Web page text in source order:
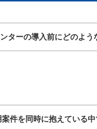
ターの導入前にどのよう
件を同時に抱えている